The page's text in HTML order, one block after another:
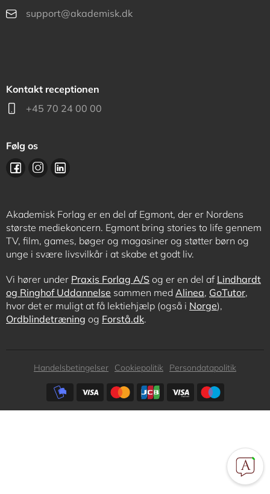
support@akademisk.dk
Kontakt receptionen
+45 70 24 00 00
Følg os
Akademisk Forlag er en del af Egmont, der er Nordens
største mediekoncern. Egmont bring stories to life gennem
TV, film, games, bøger og magasiner og støtter børn og
unge i svære livsvilkår i at skabe et godt liv.
Vi hører under Praxis Forlag A/S og er en del af Lindhardt
og Ringhof Uddannelse sammen med Alinea, GoTutor,
hvor det er muligt at få lektiehjælp (også i Norge),
Ordblindetræning og Forstå.dk.
Subfooter
Handelsbetingelser Cookiepolitik
Persondatapolitik
Subfooter
payment
options